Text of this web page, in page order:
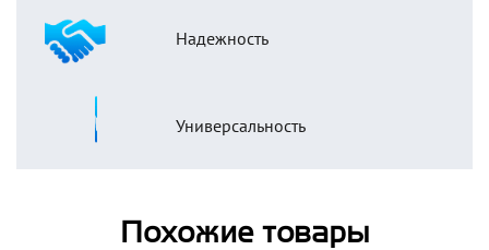
Надежность
Универсальность
Похожие товары